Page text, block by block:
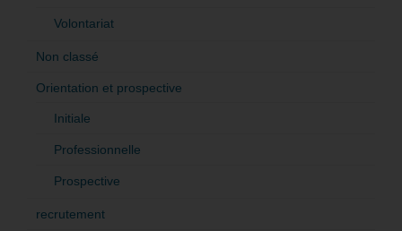
Volontariat
Non classé
Orientation et prospective
Initiale
Professionnelle
Prospective
recrutement